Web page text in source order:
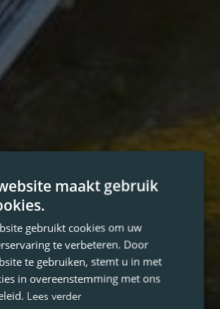
maakt gebruik
gebruikt cookies om uw
te verbeteren. Door
te gebruiken, stemt u in met
in overeenstemming met ons
Lees verder